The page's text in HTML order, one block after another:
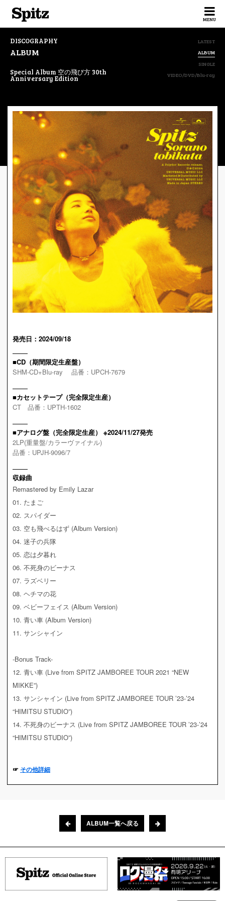
MENU
DISCOGRAPHY
ALBUM
Special Album 空の飛び方 30th
Anniversary Edition
LATEST
ALBUM
SINGLE
VIDEO/DVD/Blu-ray
発売日：2024/09/18
■CD（期間限定生産盤）
SHM-CD+Blu-ray 品番：UPCH-7679
■カセットテープ（完全限定生産）
CT 品番：UPTH-1602
■アナログ盤（完全限定生産）
※2024/11/27発売
2LP(重量盤/カラーヴァイナル)
品番：UPJH-9096/7
収録曲
Remastered by Emily Lazar
01. たまご
02. スパイダー
03. 空も飛べるはず (Album Version)
04. 迷子の兵隊
05. 恋は夕暮れ
06. 不死身のビーナス
07. ラズベリー
08. ヘチマの花
09. ベビーフェイス (Album Version)
10. 青い車 (Album Version)
11. サンシャイン
-Bonus Track-
12. 青い車 (Live from SPITZ JAMBOREE TOUR 2021 “NEW
MIKKE”)
13. サンシャイン (Live from SPITZ JAMBOREE TOUR ’23-’24
“HIMITSU STUDIO”)
14. 不死身のビーナス (Live from SPITZ JAMBOREE TOUR ’23-’24
“HIMITSU STUDIO”)
☞ その他詳細
ALBUM一覧へ戻る